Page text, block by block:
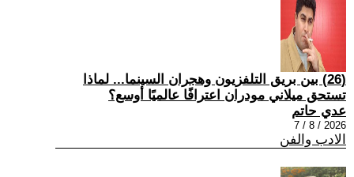
(26) بين بريق التلفزيون وهجران السينما... لماذا
تستحق ميلاني مودران اعترافًا عالميًا أوسع؟
عدي حاتم
2026 / 8 / 7
الادب والفن